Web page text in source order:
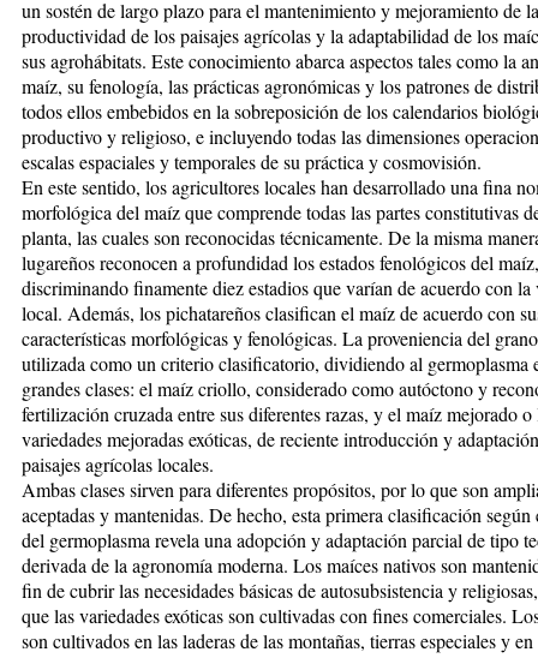
un sostén de largo plazo para el mantenimiento y mejoramiento de la
productividad de los paisajes agrícolas y la adaptabilidad de los
sus agrohábitats. Este conocimiento abarca aspectos tales como la
maíz, su fenología, las prácticas agronómicas y los patrones de
todos ellos embebidos en la sobreposición de los calendarios
productivo y religioso, e incluyendo todas las dimensiones
escalas espaciales y temporales de su práctica y cosmovisión.
En este sentido, los agricultores locales han desarrollado una fina
morfológica del maíz que comprende todas las partes constitutivas
planta, las cuales son reconocidas técnicamente. De la misma
lugareños reconocen a profundidad los estados fenológicos del maíz,
discriminando finamente diez estadios que varían de acuerdo con la
local. Además, los pichatareños clasifican el maíz de acuerdo con
características morfológicas y fenológicas. La proveniencia del
utilizada como un criterio clasificatorio, dividiendo al germoplasma
grandes clases: el maíz criollo, considerado como autóctono y
fertilización cruzada entre sus diferentes razas, y el maíz mejorado o
variedades mejoradas exóticas, de reciente introducción y
paisajes agrícolas locales.
Ambas clases sirven para diferentes propósitos, por lo que son
aceptadas y mantenidas. De hecho, esta primera clasificación
del germoplasma revela una adopción y adaptación parcial de tipo
derivada de la agronomía moderna. Los maíces nativos son
fin de cubrir las necesidades básicas de autosubsistencia y
que las variedades exóticas son cultivadas con fines comerciales.
son cultivados en las laderas de las montañas, tierras especiales y